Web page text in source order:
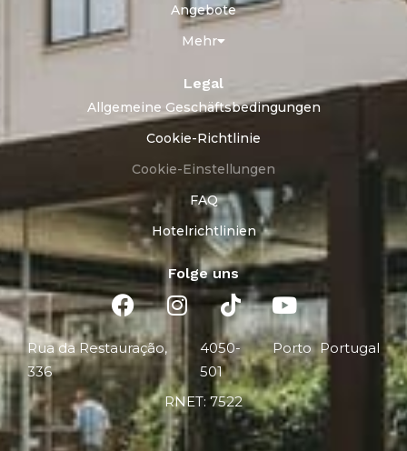
Angebote
Mehr
Legal
Allgemeine Geschäftsbedingungen
Cookie-Richtlinie
Cookie-Einstellungen
FAQ
Hotelrichtlinien
Folge uns
Rua da Restauração,
336
4050-
501
Porto Portugal
RNET: 7522